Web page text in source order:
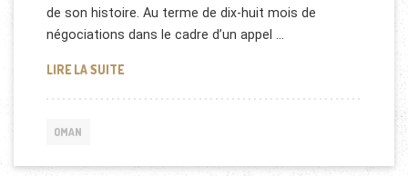
de son histoire. Au terme de dix-huit mois de
négociations dans le cadre d’un appel …
LIRE LA SUITECONTRAT POUR MANURHIN À OMAN
OMAN